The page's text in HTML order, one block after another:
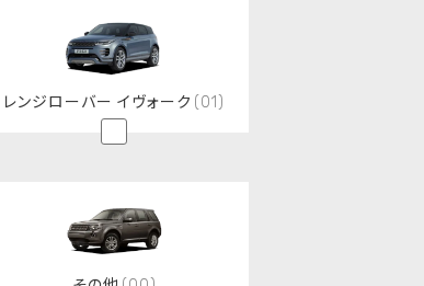
レンジローバー イヴォーク (01)